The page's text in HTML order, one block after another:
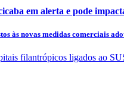
em alerta e pode
às novas medidas comerciais